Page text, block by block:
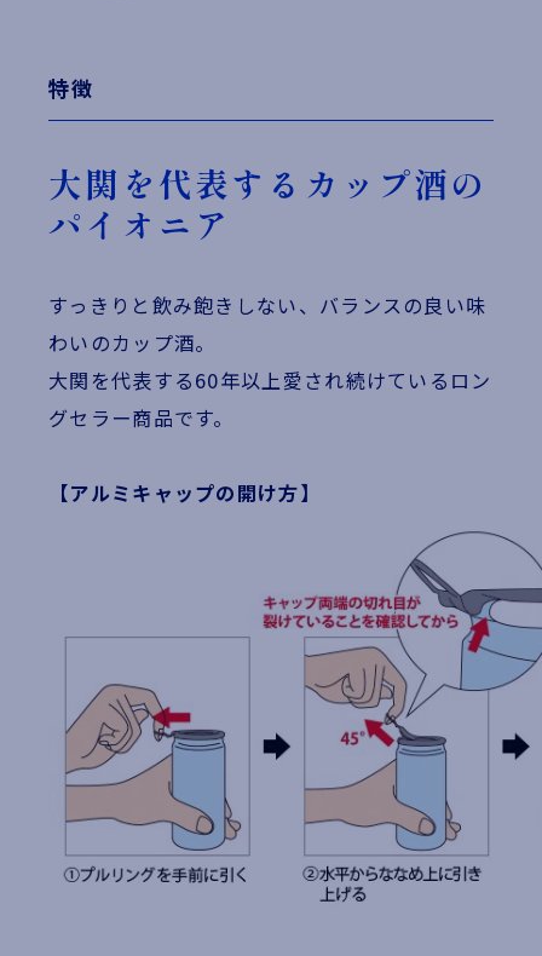
特徴
大関を代表するカップ酒の
パイオニア
すっきりと飲み飽きしない、バランスの良い味
わいのカップ酒。
大関を代表する60年以上愛され続けているロン
グセラー商品です。
【アルミキャップの開け方】